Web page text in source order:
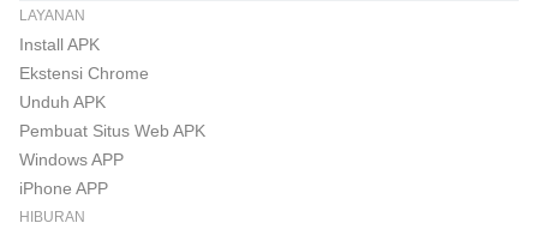
LAYANAN
Install APK
Ekstensi Chrome
Unduh APK
Pembuat Situs Web APK
Windows APP
iPhone APP
HIBURAN